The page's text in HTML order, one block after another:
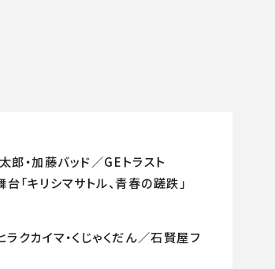
郎・加藤バッド／GEトラスト
「キリシマサトル、青春の蹉跌」
ラクカイマ・くじゃくだん／石賢屋フ